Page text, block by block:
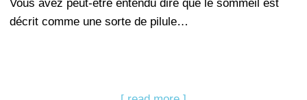
Vous avez peut-être entendu dire que le sommeil est
décrit comme une sorte de pilule…